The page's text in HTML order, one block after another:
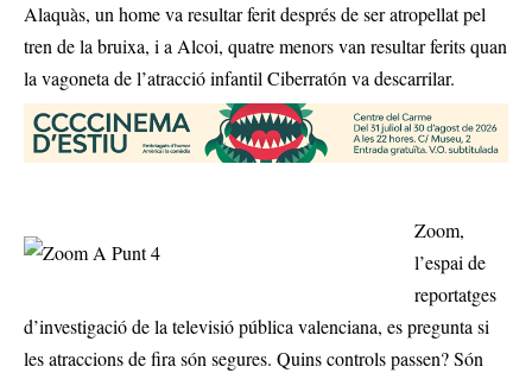
Alaquàs, un home va resultar ferit després de ser atropellat pel
tren de la bruixa, i a Alcoi, quatre menors van resultar ferits quan
la vagoneta de l’atracció infantil Ciberratón va descarrilar.
Zoom,
l’espai de
reportatges
d’investigació de la televisió pública valenciana, es pregunta si
les atraccions de fira són segures. Quins controls passen? Són